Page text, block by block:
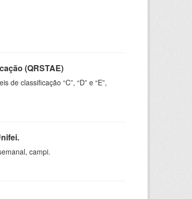
(QRSTAE)
classificação “C”, “D” e “E”,
campi.